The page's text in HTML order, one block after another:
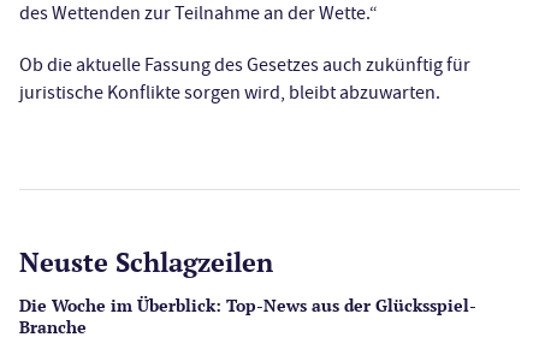
des Wettenden zur Teilnahme an der Wette.“
Ob die aktuelle Fassung des Gesetzes auch zukünftig für
juristische Konflikte sorgen wird, bleibt abzuwarten.
Neuste Schlagzeilen
Die Woche im Überblick: Top-News aus der Glücksspiel-
Branche